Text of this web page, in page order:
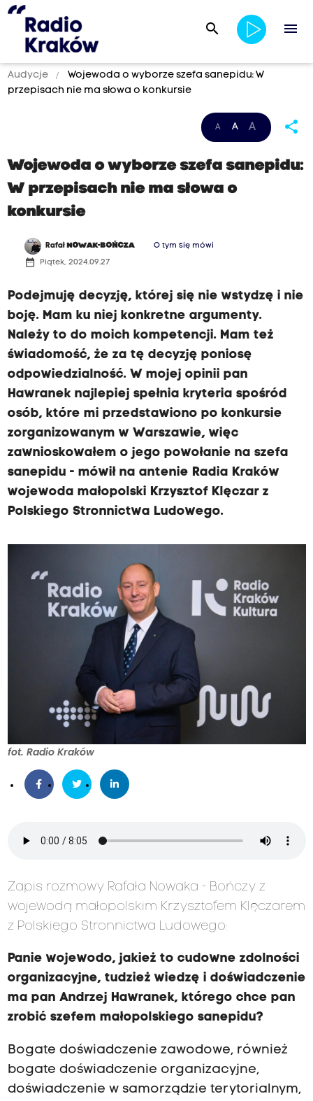
search menu
Audycje
Wojewoda o wyborze szefa sanepidu: W
przepisach nie ma słowa o konkursie
A A A share
Wojewoda o wyborze szefa sanepidu:
W przepisach nie ma słowa o
konkursie
Rafał NOWAK-BOŃCZA O tym się mówi
date_range Piątek, 2024.09.27
Podejmuję decyzję, której się nie wstydzę i nie
boję. Mam ku niej konkretne argumenty.
Należy to do moich kompetencji. Mam też
świadomość, że za tę decyzję poniosę
odpowiedzialność. W mojej opinii pan
Hawranek najlepiej spełnia kryteria spośród
osób, które mi przedstawiono po konkursie
zorganizowanym w Warszawie, więc
zawnioskowałem o jego powołanie na szefa
sanepidu - mówił na antenie Radia Kraków
wojewoda małopolski Krzysztof Klęczar z
Polskiego Stronnictwa Ludowego.
fot. Radio Kraków
Zapis rozmowy Rafała Nowaka - Bończy z
wojewodą małopolskim Krzysztofem Klęczarem
z Polskiego Stronnictwa Ludowego:
Panie wojewodo, jakież to cudowne zdolności
organizacyjne, tudzież wiedzę i doświadczenie
ma pan Andrzej Hawranek, którego chce pan
zrobić szefem małopolskiego sanepidu?
Bogate doświadczenie zawodowe, również
bogate doświadczenie organizacyjne,
doświadczenie w samorządzie terytorialnym,